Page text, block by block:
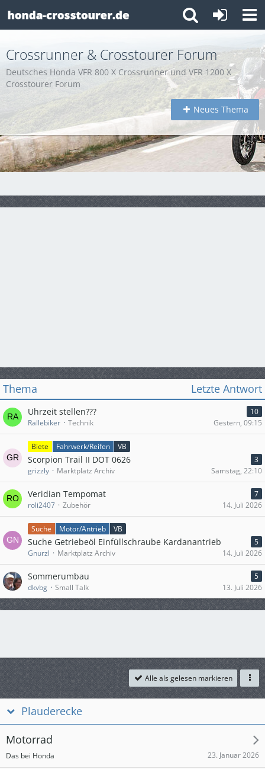
Crossrunner & Crosstourer Forum
Deutsches Honda VFR 800 X Crossrunner und VFR 1200 X
Crosstourer Forum
Neues Thema
Thema Letzte Antwort
Uhrzeit stellen???
10
Rallebiker
Technik Gestern, 09:15
Biete Fahrwerk/Reifen VB
Scorpion Trail II DOT 0626
3
grizzly
Marktplatz Archiv Samstag, 22:10
Veridian Tempomat
7
roli2407
Zubehör 14. Juli 2026
Suche Motor/Antrieb VB
Suche Getriebeöl Einfüllschraube Kardanantrieb
5
Gnurzl
Marktplatz Archiv 14. Juli 2026
Sommerumbau
5
dkvbg
Small Talk 13. Juli 2026
Alle als gelesen markieren
Plauderecke
Motorrad
Das bei Honda 23. Januar 2026